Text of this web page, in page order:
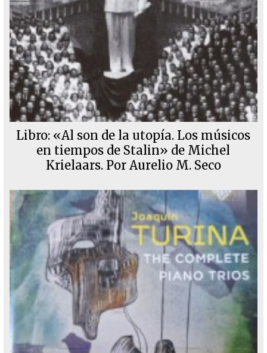
Libro: «Al son de la utopía. Los músicos
en tiempos de Stalin» de Michel
Krielaars. Por Aurelio M. Seco